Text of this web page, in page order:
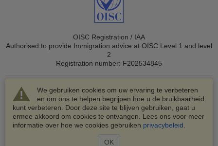
We gebruiken cookies om uw ervaring te verbeteren
en om ons te helpen begrijpen hoe u de bruikbaarheid
kunt verbeteren. Door deze site te blijven gebruiken, gaat u
ermee akkoord om cookies te ontvangen. Lees ons voor meer
informatie over hoe we cookies gebruiken privacybeleid
OK
OISC Registration / IAA
Authorised to provide Immigration advice at OISC Level 1 and level
2
Registration number: F202534845
© 2003-2026 VisaHQ.com, Inc. Alle rechten voorbehouden.
VisaHQ en het VisaHQ-logo zijn geregistreerde
handelsmerken van VisaHQ.com, Inc.